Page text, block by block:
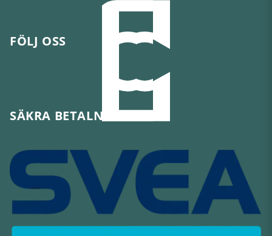
FÖLJ OSS
SÄKRA BETALNINGAR